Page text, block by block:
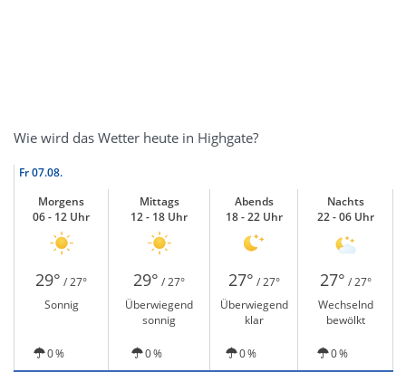
Wie wird das Wetter heute in Highgate?
Fr07.08.
Morgens
06 - 12 Uhr
Mittags
12 - 18 Uhr
Abends
18 - 22 Uhr
Nachts
22 - 06 Uhr
29° / 27° 29° / 27° 27° / 27° 27° / 27°
Sonnig
Überwiegend
sonnig
Überwiegend
klar
Wechselnd
bewölkt
0 % 0 % 0 % 0 %